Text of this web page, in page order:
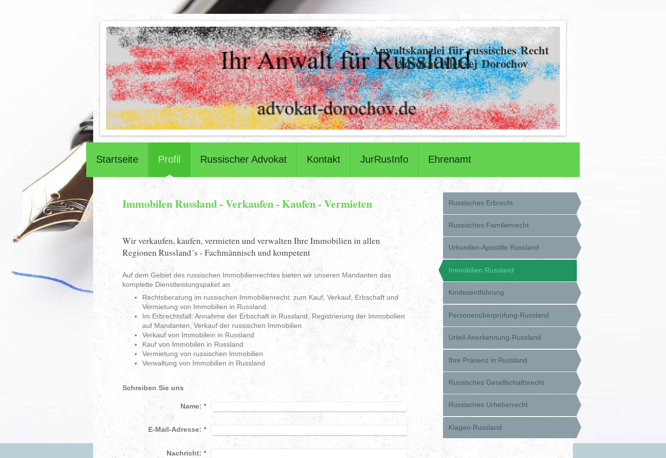
Anwaltskanzlei für russisches Recht
Advokat Aleksej Dorochov
Startseite Profil Russischer Advokat Kontakt JurRusInfo Ehrenamt
Immobilen Russland - Verkaufen - Kaufen - Vermieten
Wir verkaufen, kaufen, vermieten und verwalten Ihre Immobilien in allen
Regionen Russland´s - Fachmännisch und kompetent
Auf dem Gebiet des russischen Immobilienrechtes bieten wir unseren Mandanten das
komplette Dienstleistungspaket an
Rechtsberatung im russischen Immobilienrecht: zum Kauf, Verkauf, Erbschaft und
Vermietung von Immobilien in Russland
Im Erbrechtsfall: Annahme der Erbschaft in Russland, Registrierung der Immobolien
auf Mandanten, Verkauf der russischen Immobilien
Verkauf von Immobilein in Russland
Kauf von Immobilen in Russland
Vermietung von russischen Immobilien
Verwaltung von Immobilien in Russland
Schreiben Sie uns
Name: *
E-Mail-Adresse: *
Nachricht: *
Russisches Erbrecht
Russisches Familienrecht
Urkunden-Apostille Russland
Immobilien Russland
Kindesentführung
Personenüberprüfung-Russland
Urteil-Anerkennung-Russland
Ihre Präsenz in Russland
Russisches Gesellschaftsrecht
Russisches Urheberrecht
Klagen-Russland